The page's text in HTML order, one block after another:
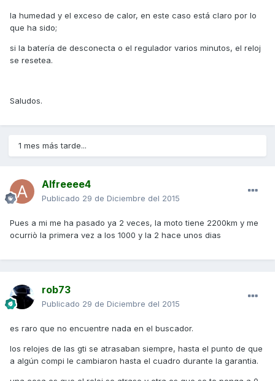
la humedad y el exceso de calor, en este caso está claro por lo
que ha sido;
si la batería de desconecta o el regulador varios minutos, el reloj
se resetea.
Saludos.
1 mes más tarde...
Alfreeee4
Publicado 29 de Diciembre del 2015
Pues a mi me ha pasado ya 2 veces, la moto tiene 2200km y me
ocurriò la primera vez a los 1000 y la 2 hace unos dias
rob73
Publicado 29 de Diciembre del 2015
es raro que no encuentre nada en el buscador.
los relojes de las gti se atrasaban siempre, hasta el punto de que
a algún compi le cambiaron hasta el cuadro durante la garantia.